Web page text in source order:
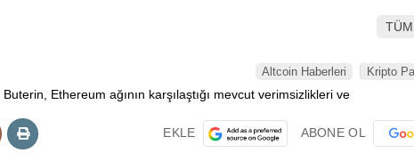
Altcoin Haberleri Kripto
EKLE ABONE OL